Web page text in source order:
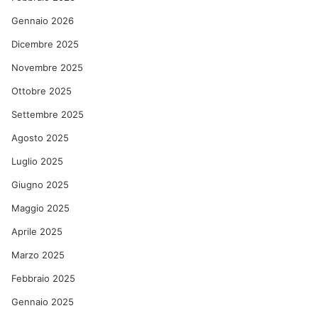
Gennaio 2026
Dicembre 2025
Novembre 2025
Ottobre 2025
Settembre 2025
Agosto 2025
Luglio 2025
Giugno 2025
Maggio 2025
Aprile 2025
Marzo 2025
Febbraio 2025
Gennaio 2025